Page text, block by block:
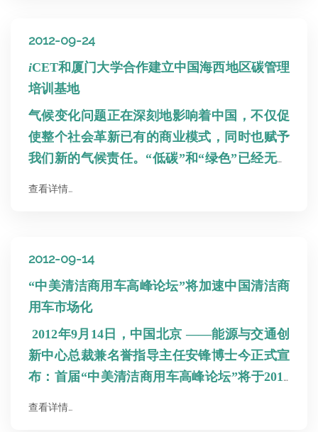
内国家“211工程”和“985工程”重点建设的高水
平大学——厦门大学，在厦门设立海西地区培
训基地，隆重推出“碳管理与碳数据建设高级
国际证书培训课程”。通过这一课程，学员可
以深入学习碳核算、碳审核及碳管理的技能，
了解碳交易和碳市场，并为通过考试的学员搭
2012-09-24
iCET和厦门大学合作建立中国海西地区碳管理
培训基地
气候变化问题正在深刻地影响着中国，不仅促
使整个社会革新已有的商业模式，同时也赋予
我们新的气候责任。“低碳”和“绿色”已经无法
内国家“211工程”和“985工程”重点建设大学―
厦门大学及碳市场领域内的知名学者及资深专
家，在厦门大学设立海西地区碳管理培训基
地，隆重推出“碳管理与碳数据建设高级国际
证书培训课程”。
查看详情…
2012-09-14
“中美清洁商用车高峰论坛”将加速中国清洁商
用车市场化
2012年9月14日，中国北京 ——能源与交通创
新中心总裁兼名誉指导主任安锋博士今正式宣
布：首届“中美清洁商用车高峰论坛”将于2012
查看详情…